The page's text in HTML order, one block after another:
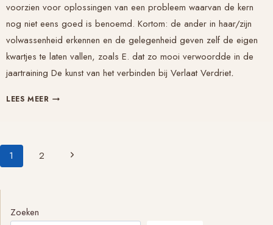
voorzien voor oplossingen van een probleem waarvan de kern
nog niet eens goed is benoemd. Kortom: de ander in haar/zijn
volwassenheid erkennen en de gelegenheid geven zelf de eigen
kwartjes te laten vallen, zoals E. dat zo mooi verwoordde in de
jaartraining De kunst van het verbinden bij Verlaat Verdriet.
LEES MEER LUISTEREN
Paginanavigatie
1 2
Volgende
Zoeken